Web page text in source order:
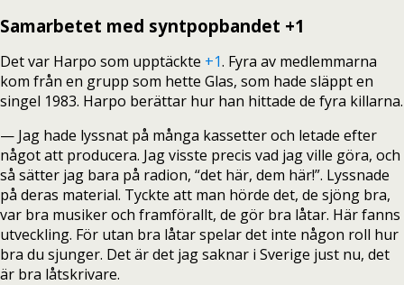
Samarbetet med syntpopbandet +1
Det var Harpo som upptäckte +1. Fyra av medlemmarna
kom från en grupp som hette Glas, som hade släppt en
singel 1983. Harpo berättar hur han hittade de fyra killarna.
— Jag hade lyssnat på många kassetter och letade efter
något att producera. Jag visste precis vad jag ville göra, och
så sätter jag bara på radion, “det här, dem här!”. Lyssnade
på deras material. Tyckte att man hörde det, de sjöng bra,
var bra musiker och framförallt, de gör bra låtar. Här fanns
utveckling. För utan bra låtar spelar det inte någon roll hur
bra du sjunger. Det är det jag saknar i Sverige just nu, det
är bra låtskrivare.